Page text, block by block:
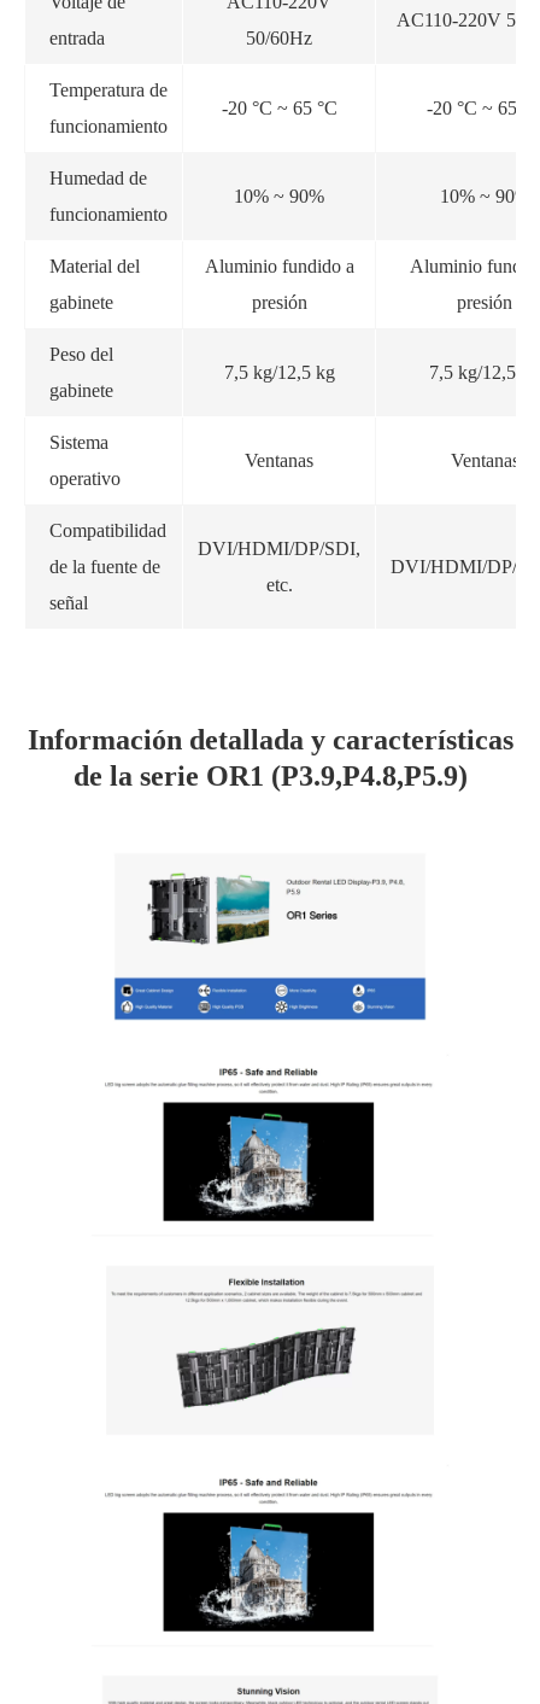
entrada
50/60Hz
AC110-220V 50/
Temperatura de
funcionamiento
-20 °C ~ 65 °C -20 °C ~ 65
Humedad de
funcionamiento
10% ~ 90% 10% ~ 90%
Material del
gabinete
Aluminio fundido a
presión
Aluminio
presión
Peso del
gabinete
7,5 kg/12,5 kg 7,5 kg/12,5 kg
Sistema
operativo
Ventanas Ventanas
Compatibilidad
de la fuente de
señal
DVI/HDMI/DP/SDI,
etc.
DVI/HDMI/DP/
Información detallada y características
de la serie OR1 (P3.9,P4.8,P5.9)